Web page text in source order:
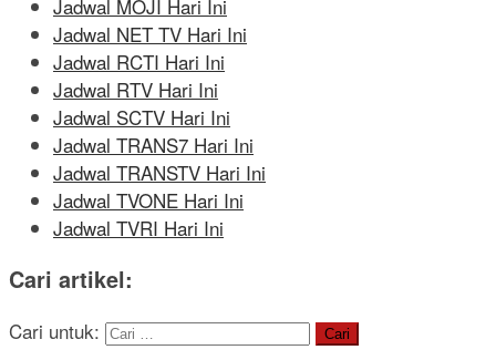
Jadwal MOJI Hari Ini
Jadwal NET TV Hari Ini
Jadwal RCTI Hari Ini
Jadwal RTV Hari Ini
Jadwal SCTV Hari Ini
Jadwal TRANS7 Hari Ini
Jadwal TRANSTV Hari Ini
Jadwal TVONE Hari Ini
Jadwal TVRI Hari Ini
Cari artikel:
Cari untuk: